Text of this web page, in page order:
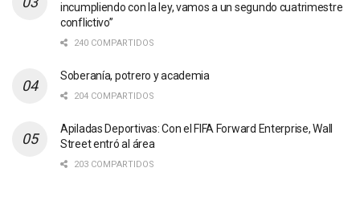
incumpliendo con la ley, vamos a un segundo cuatrimestre
conflictivo”
240 COMPARTIDOS
Soberanía, potrero y academia
204 COMPARTIDOS
Apiladas Deportivas: Con el FIFA Forward Enterprise, Wall
Street entró al área
203 COMPARTIDOS